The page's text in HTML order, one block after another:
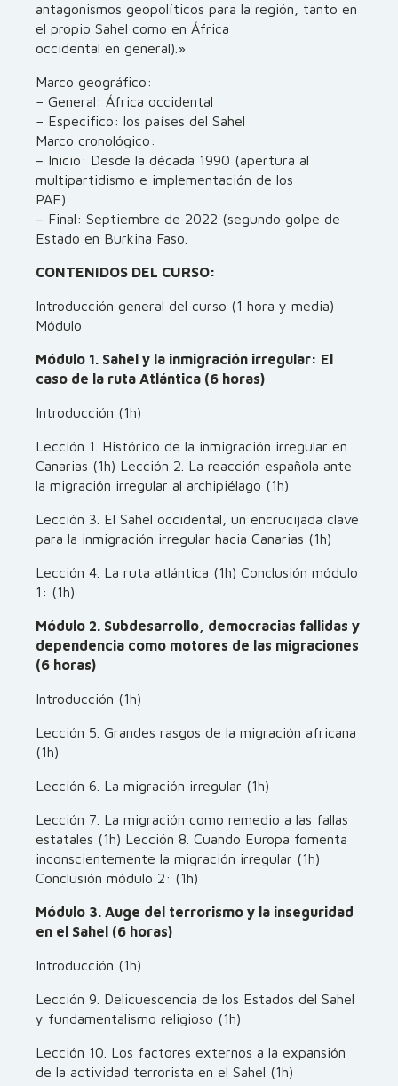
antagonismos geopolíticos para la región, tanto en
el propio Sahel como en África
occidental en general).»
Marco geográfico:
− General: África occidental
− Especifico: los países del Sahel
Marco cronológico:
– Inicio: Desde la década 1990 (apertura al
multipartidismo e implementación de los
PAE)
– Final: Septiembre de 2022 (segundo golpe de
Estado en Burkina Faso.
CONTENIDOS DEL CURSO:
Introducción general del curso (1 hora y media)
Módulo
Módulo 1. Sahel y la inmigración irregular: El
caso de la ruta Atlántica (6 horas)
Introducción (1h)
Lección 1. Histórico de la inmigración irregular en
Canarias (1h) Lección 2. La reacción española ante
la migración irregular al archipiélago (1h)
Lección 3. El Sahel occidental, un encrucijada clave
para la inmigración irregular hacia Canarias (1h)
Lección 4. La ruta atlántica (1h) Conclusión módulo
1: (1h)
Módulo 2. Subdesarrollo, democracias fallidas y
dependencia como motores de las migraciones
(6 horas)
Introducción (1h)
Lección 5. Grandes rasgos de la migración africana
(1h)
Lección 6. La migración irregular (1h)
Lección 7. La migración como remedio a las fallas
estatales (1h) Lección 8. Cuando Europa fomenta
inconscientemente la migración irregular (1h)
Conclusión módulo 2: (1h)
Módulo 3. Auge del terrorismo y la inseguridad
en el Sahel (6 horas)
Introducción (1h)
Lección 9. Delicuescencia de los Estados del Sahel
y fundamentalismo religioso (1h)
Lección 10. Los factores externos a la expansión
de la actividad terrorista en el Sahel (1h)